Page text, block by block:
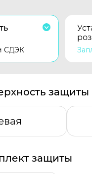
СДЭК
защиты
защиты